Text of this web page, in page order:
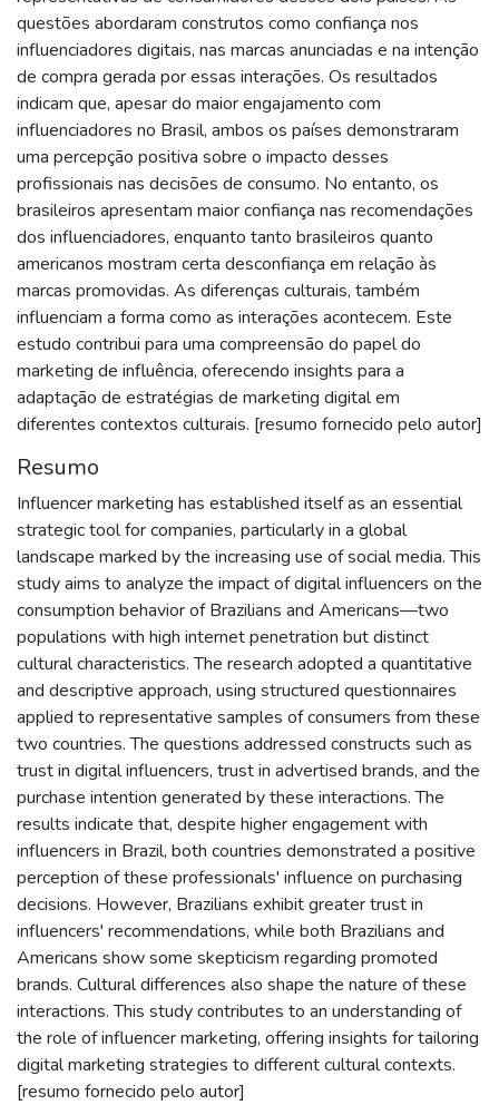
questões abordaram construtos como confiança nos
influenciadores digitais, nas marcas anunciadas e na intenção
de compra gerada por essas interações. Os resultados
indicam que, apesar do maior engajamento com
influenciadores no Brasil, ambos os países demonstraram
uma percepção positiva sobre o impacto desses
profissionais nas decisões de consumo. No entanto, os
brasileiros apresentam maior confiança nas recomendações
dos influenciadores, enquanto tanto brasileiros quanto
americanos mostram certa desconfiança em relação às
marcas promovidas. As diferenças culturais, também
influenciam a forma como as interações acontecem. Este
estudo contribui para uma compreensão do papel do
marketing de influência, oferecendo insights para a
adaptação de estratégias de marketing digital em
diferentes contextos culturais. [resumo fornecido pelo autor]
Resumo
Influencer marketing has established itself as an essential
strategic tool for companies, particularly in a global
landscape marked by the increasing use of social media. This
study aims to analyze the impact of digital influencers on the
consumption behavior of Brazilians and Americans—two
populations with high internet penetration but distinct
cultural characteristics. The research adopted a quantitative
and descriptive approach, using structured questionnaires
applied to representative samples of consumers from these
two countries. The questions addressed constructs such as
trust in digital influencers, trust in advertised brands, and the
purchase intention generated by these interactions. The
results indicate that, despite higher engagement with
influencers in Brazil, both countries demonstrated a positive
perception of these professionals' influence on purchasing
decisions. However, Brazilians exhibit greater trust in
influencers' recommendations, while both Brazilians and
Americans show some skepticism regarding promoted
brands. Cultural differences also shape the nature of these
interactions. This study contributes to an understanding of
the role of influencer marketing, offering insights for tailoring
digital marketing strategies to different cultural contexts.
[resumo fornecido pelo autor]